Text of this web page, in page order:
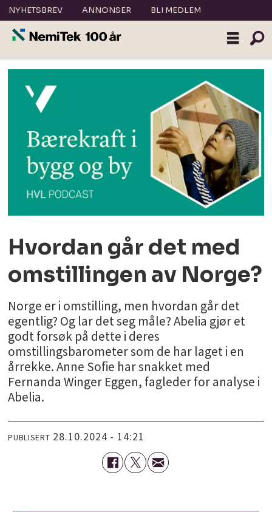
NYHETSBREV ANNONSER BLI MEDLEM
Hvordan går det med
omstillingen av Norge?
Norge er i omstilling, men hvordan går det
egentlig? Og lar det seg måle? Abelia gjør et
godt forsøk på dette i deres
omstillingsbarometer som de har laget i en
årrekke. Anne Sofie har snakket med
Fernanda Winger Eggen, fagleder for analyse i
Abelia.
PUBLISERT 28.10.2024 - 14:21